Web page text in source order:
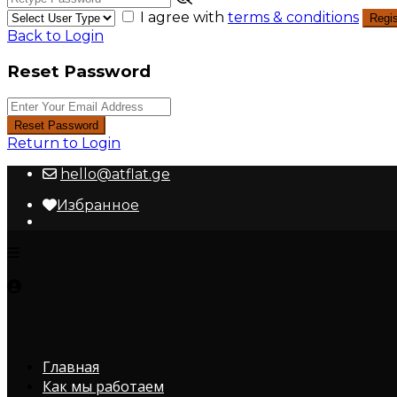
I agree with terms & conditions
Back to Login
Reset Password
Reset Password
Return to Login
hello@atflat.ge
Избранное
Главная
Как мы работаем